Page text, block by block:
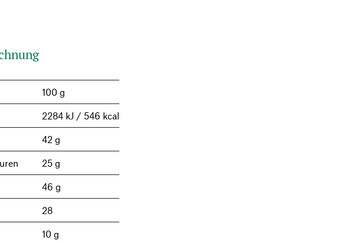
100 g
2284 kJ / 546 kcal
42 g
25 g
46 g
28
10 g